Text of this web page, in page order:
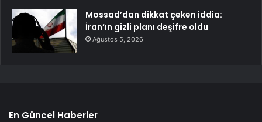
Mossad’dan dikkat çeken iddia:
İran’ın gizli planı deşifre oldu
Ağustos 5, 2026
En Güncel Haberler